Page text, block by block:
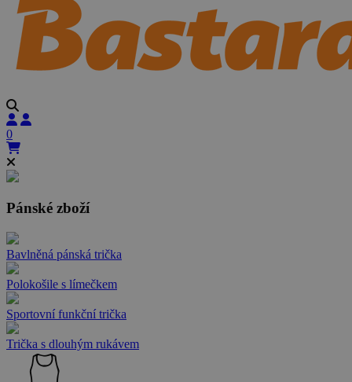
0
Pánské zboží
Bavlněná pánská trička
Polokošile s límečkem
Sportovní funkční trička
Trička s dlouhým rukávem